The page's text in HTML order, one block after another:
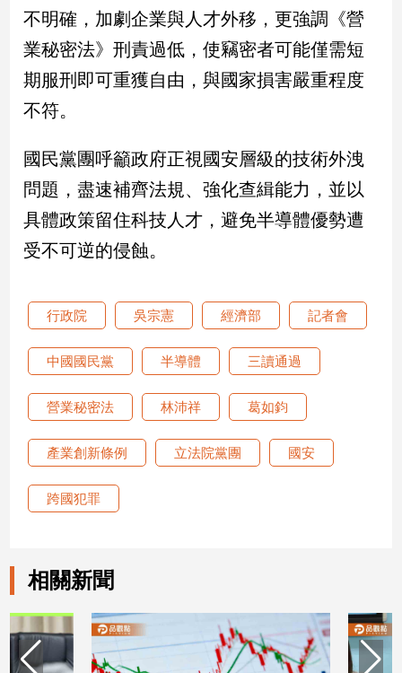
灣
觀
點
娛
樂
娛
星
聞
時
尚
追
星
生
活
設
遊/
美
不明確，加劇企業與人才外移，更強調《營
業秘密法》刑責過低，使竊密者可能僅需短
期服刑即可重獲自由，與國家損害嚴重程度
不符。
國民黨團呼籲政府正視國安層級的技術外洩
問題，盡速補齊法規、強化查緝能力，並以
具體政策留住科技人才，避免半導體優勢遭
受不可逆的侵蝕。
行政院 吳宗憲 經濟部 記者會
中國國民黨 半導體 三讀通過
營業秘密法 林沛祥 葛如鈞
產業創新條例 立法院黨團 國安
跨國犯罪
相關新聞